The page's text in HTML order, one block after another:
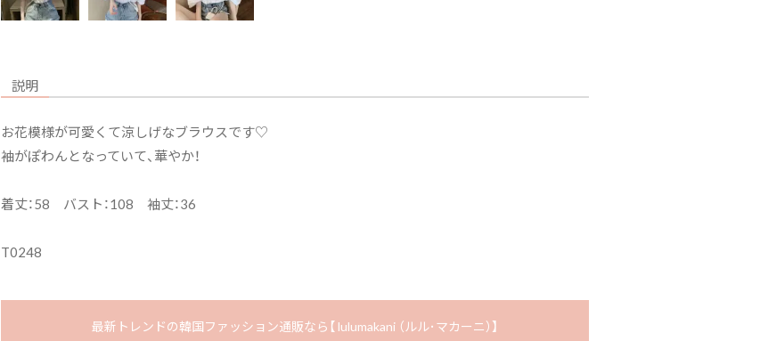
説明
お花模様が可愛くて涼しげなブラウスです♡
袖がぽわんとなっていて、華やか！
着丈：58 バスト：108 袖丈：36
T0248
最新トレンドの韓国ファッション通販なら【 lulumakani （ルル･マカーニ）】